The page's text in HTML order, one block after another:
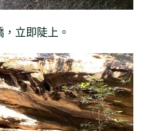
立即陡上。